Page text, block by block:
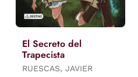
El Secreto del
Trapecista
RUESCAS, JAVIER